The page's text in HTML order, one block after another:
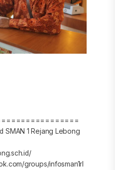
SMAN 1 Rejang Lebong
groups/infosman1rl